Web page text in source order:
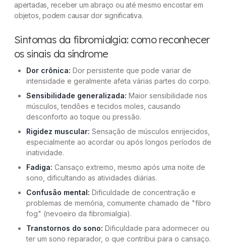
apertadas, receber um abraço ou até mesmo encostar em
objetos, podem causar dor significativa.
Sintomas da fibromialgia: como reconhecer
os sinais da síndrome
Dor crônica: Dor persistente que pode variar de
intensidade e geralmente afeta várias partes do corpo.
Sensibilidade generalizada: Maior sensibilidade nos
músculos, tendões e tecidos moles, causando
desconforto ao toque ou pressão.
Rigidez muscular: Sensação de músculos enrijecidos,
especialmente ao acordar ou após longos períodos de
inatividade.
Fadiga: Cansaço extremo, mesmo após uma noite de
sono, dificultando as atividades diárias.
Confusão mental: Dificuldade de concentração e
problemas de memória, comumente chamado de "fibro
fog" (nevoeiro da fibromialgia).
Transtornos do sono: Dificuldade para adormecer ou
ter um sono reparador, o que contribui para o cansaço.